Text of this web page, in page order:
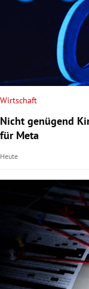
Wirtschaft
Nicht genügend
für Meta
Heute